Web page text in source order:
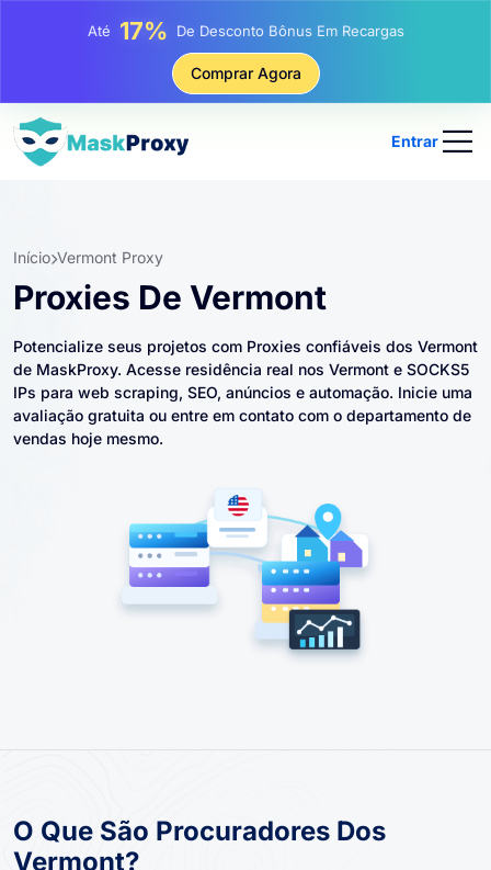
Até25%Desconto Em Compras Estáticas De IP
Desconto Em Compras Rotativas De IP
Comprar Agora
Entrar
Início Vermont Proxy
Proxies De Vermont
Potencialize seus projetos com Proxies confiáveis ​​dos Vermont
de MaskProxy. Acesse residência real nos Vermont e SOCKS5
IPs para web scraping, SEO, anúncios e automação. Inicie uma
avaliação gratuita ou entre em contato com o departamento de
vendas hoje mesmo.
O Que São Procuradores Dos
Vermont?